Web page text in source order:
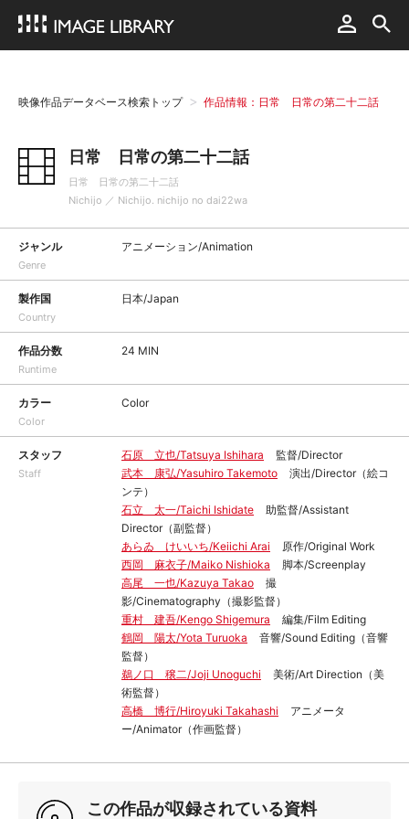
映像作品データベース検索トップ 作品情報：日常 日常の第二十二話
日常 日常の第二十二話
日常 日常の第二十二話
Nichijo ／ Nichijo. nichijo no dai22wa
ジャンル
Genre
アニメーション/Animation
製作国
Country
日本/Japan
作品分数
Runtime
24 MIN
カラー
Color
Color
スタッフ
Staff
石原 立也/Tatsuya Ishihara
監督/Director
武本 康弘/Yasuhiro Takemoto
演出/Director（絵コ
ンテ）
石立 太一/Taichi Ishidate
助監督/Assistant
Director（副監督）
あらゐ けいいち/Keiichi Arai
原作/Original Work
西岡 麻衣子/Maiko Nishioka
脚本/Screenplay
高尾 一也/Kazuya Takao
撮
影/Cinematography（撮影監督）
重村 建吾/Kengo Shigemura
編集/Film Editing
鶴岡 陽太/Yota Turuoka
音響/Sound Editing（音響
監督）
鵜ノ口 穣二/Joji Unoguchi
美術/Art Direction（美
術監督）
高橋 博行/Hiroyuki Takahashi
アニメータ
ー/Animator（作画監督）
この作品が収録されている資料